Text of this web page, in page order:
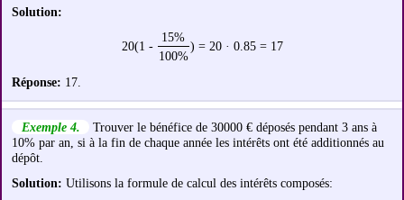
Solution:
20(1 -
15%
) = 20 · 0.85 = 17
100%
Réponse: 17.
Exemple 4.
Trouver le bénéfice de 30000 € déposés pendant 3 ans à
10% par an, si à la fin de chaque année les intérêts ont été additionnés au
dépôt.
Solution: Utilisons la formule de calcul des intérêts composés: